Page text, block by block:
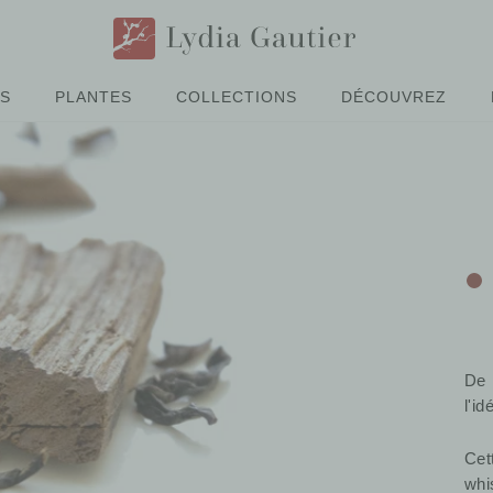
PLANTES COLLECTIONS DÉCOUVREZ